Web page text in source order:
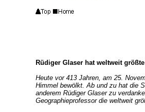
Rüdiger Glaser hat weltweit
Heute vor 413 Jahren, am 25.
Himmel bewölkt. Ab und zu hat die
anderem Rüdiger Glaser zu
Geographieprofessor die weltweit